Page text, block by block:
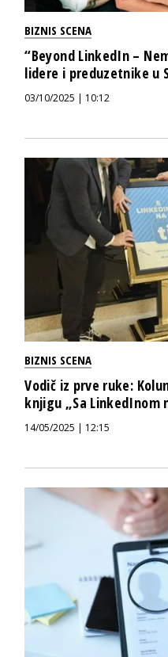
BIZNIS SCENA
“Beyond LinkedIn –
lidere i preduzetnike u
03/10/2025 | 10:12
BIZNIS SCENA
Vodič iz prve ruke:
knjigu „Sa LinkedInom
14/05/2025 | 12:15